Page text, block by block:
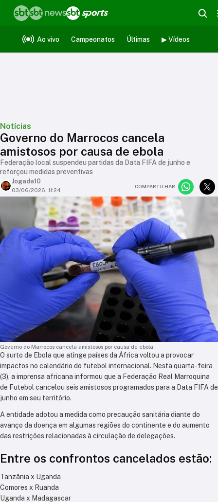
Ao vivo Campeonatos Últimas ▶ Vídeos
Notícias
Governo do Marrocos cancela
amistosos por causa de ebola
Federação local suspendeu partidas da Data FIFA de junho e
reforçou medidas preventivas
Jogada10
03/06/2026, 11:24
COMPARTILHAR
Governo do Marrocos cancela amistosos por causa de ebola
O surto de Ebola que atinge países da África voltou a provocar
impactos no calendário do futebol internacional. Nesta quarta-feira
(3), a imprensa africana informou que a Federação Real Marroquina
de Futebol cancelou seis amistosos programados para a Data FIFA de
junho em seu território.
A entidade adotou a medida como precaução sanitária diante do
avanço da doença em algumas regiões do continente e do aumento
das restrições relacionadas à circulação de delegações.
Entre os confrontos cancelados estão:
Tanzânia x Uganda
Comores x Ruanda
Uganda x Madagascar